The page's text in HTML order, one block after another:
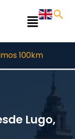
Main
100km
Lugo,